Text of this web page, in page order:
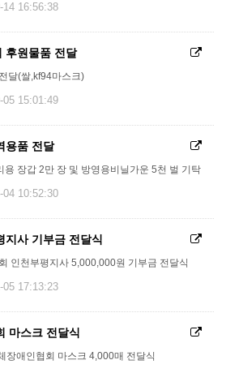
14 16:56:38
후원물품 전달
달(쌀,kf94마스크)
05 15:01:49
용품 전달
장갑 2만 장 및 방영용비닐가운 5천 벌 기탁
04 10:52:30
지사 기부금 전달식
인천부평지사 5,000,000원 기부금 전달식
05 17:13:23
마스크 전달식
장애인협회 마스크 4,000매 전달식